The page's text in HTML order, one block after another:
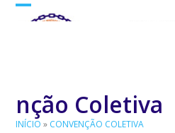
Skip
Open
Close
nção Coletiva
INÍCIO » CONVENÇÃO COLETIVA